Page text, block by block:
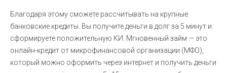
Благодаря этому сможете рассчитывать на крупные
банковские кредиты. Вы получите деньги в долг за 5 минут и
сформируете положительную КИ. Мгновенный займ — это
онлайн-кредит от микрофинансовой организации (МФО),
который можно оформить через интернет и получить деньги